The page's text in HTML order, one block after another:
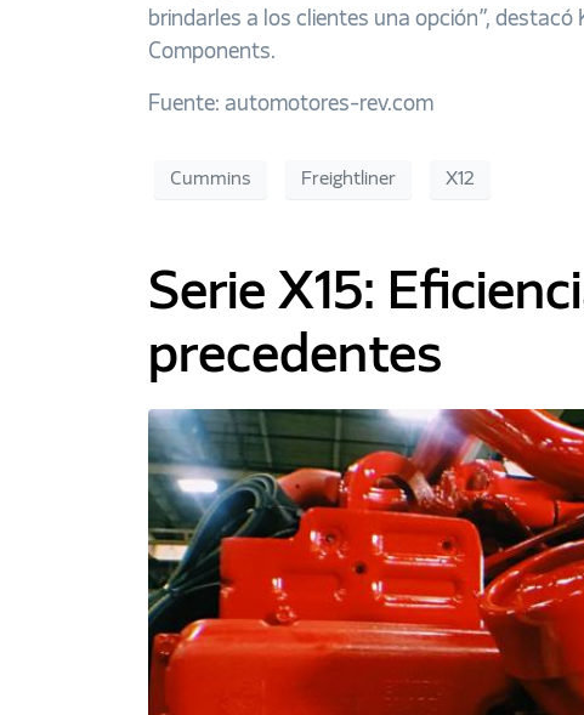
brindarles a los clientes una opción”, destacó
Components.
Fuente: automotores-rev.com
Cummins Freightliner X12
Serie X15:
precedentes